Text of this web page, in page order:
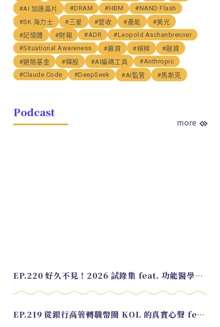
#AI 加速晶片
#DRAM #HBM
#NAND Flash
#SK 海力士
#三星 #營收 #產能
#美光
#記憶體
#財報 #ADR
#Leopold Aschenbrenner
#Situational Awareness
#募資 #槓桿
#融資
#避險基金
#韓股 #AI編碼工具
#Anthropic
#Claude Code
#DeepSeek #AI監管 #馬斯克
Podcast
more
EP.220 好久不見！2026 試錄集 feat. 功能醫學營養師 美寶
EP.219 從銀行高管轉職幣圈 KOL 的真實心聲 feat.龜大